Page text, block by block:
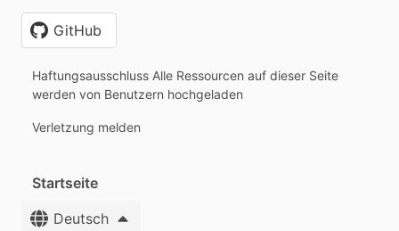
GitHub
Haftungsausschluss Alle Ressourcen auf dieser Seite
werden von Benutzern hochgeladen
Verletzung melden
Startseite
Deutsch